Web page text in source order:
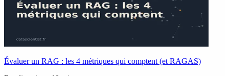
Évaluer un RAG : les 4 métriques qui comptent (et RAGAS)